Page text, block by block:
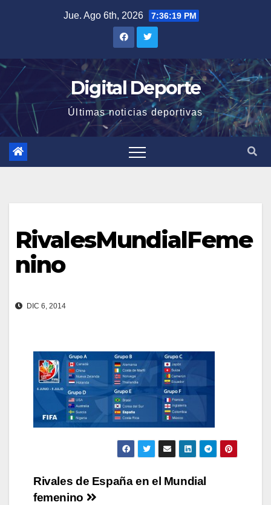
Jue. Ago 6th, 2026 7:36:19 PM
Digital Deporte
Últimas noticias deportivas
RivalesMundialFeme
nino
DIC 6, 2014
Navegación
Rivales de España en el Mundial
femenino